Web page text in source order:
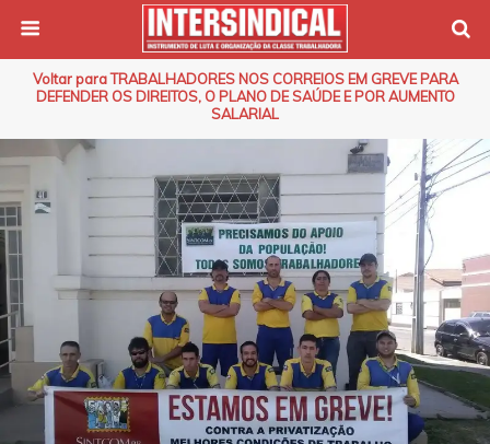
Voltar para TRABALHADORES NOS CORREIOS EM GREVE PARA
DEFENDER OS DIREITOS, O PLANO DE SAÚDE E POR AUMENTO
SALARIAL